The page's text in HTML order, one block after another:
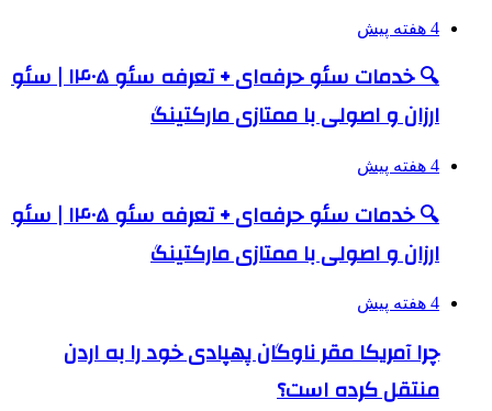
4 هفته پیش
🔍 خدمات سئو حرفه‌ای + تعرفه سئو ۱۴۰۵ | سئو
ارزان و اصولی با ممتازی مارکتینگ
4 هفته پیش
🔍 خدمات سئو حرفه‌ای + تعرفه سئو ۱۴۰۵ | سئو
ارزان و اصولی با ممتازی مارکتینگ
4 هفته پیش
چرا آمریکا مقر ناوگان پهپادی خود را به اردن
منتقل کرده است؟